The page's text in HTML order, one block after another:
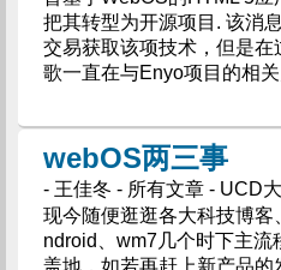
把其转型为开源项目. 该消
交易获取该项技术，但是
歌一直在与Enyo项目的相
webOS两三事
- 王佳冬 - 所有文章 - UCD
现今随便逛逛各大科技博
ndroid、wm7几个时下主流
盖地，如若再赶上新产品